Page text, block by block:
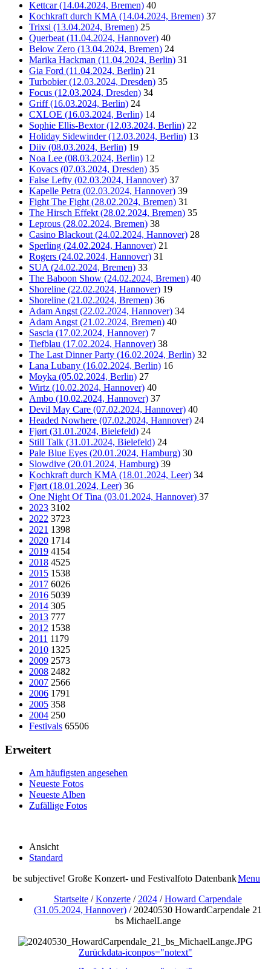
Kettcar (14.04.2024, Bremen) 40
Kochkraft durch KMA (14.04.2024, Bremen) 37
Trixsi (13.04.2024, Bremen) 25
Querbeat (11.04.2024, Hannover) 40
Below Zero (13.04.2024, Bremen) 24
Marika Hackman (11.04.2024, Berlin) 31
Gia Ford (11.04.2024, Berlin) 21
Turbobier (12.03.2024, Dresden) 35
Focus (12.03.2024, Dresden) 34
Griff (16.03.2024, Berlin) 24
CXLOE (16.03.2024, Berlin) 14
Sophie Ellis-Bextor (12.03.2024, Berlin) 22
Holiday Sidewinder (12.03.2024, Berlin) 13
Diiv (08.03.2024, Berlin) 19
Noa Lee (08.03.2024, Berlin) 12
Kovacs (07.03.2024, Dresden) 35
False Lefty (02.03.2024, Hannover) 37
Kapelle Petra (02.03.2024, Hannover) 39
Fight The Fight (28.02.2024, Bremen) 31
The Hirsch Effekt (28.02.2024, Bremen) 35
Leprous (28.02.2024, Bremen) 38
Casino Blackout (24.02.2024, Hannover) 28
Sperling (24.02.2024, Hannover) 21
Rogers (24.02.2024, Hannover) 31
SUA (24.02.2024, Bremen) 33
The Baboon Show (24.02.2024, Bremen) 40
Shoreline (22.02.2024, Hannover) 19
Shoreline (21.02.2024, Bremen) 36
Adam Angst (22.02.2024, Hannover) 34
Adam Angst (21.02.2024, Bremen) 40
Sascia (17.02.2024, Hannover) 7
Tiefblau (17.02.2024, Hannover) 38
The Last Dinner Party (16.02.2024, Berlin) 32
Lana Lubany (16.02.2024, Berlin) 16
Moyka (05.02.2024, Berlin) 27
Wirtz (10.02.2024, Hannover) 40
Ambo (10.02.2024, Hannover) 37
Devil May Care (07.02.2024, Hannover) 40
Headed Nowhere (07.02.2024, Hannover) 24
Fjørt (31.01.2024, Bielefeld) 24
Still Talk (31.01.2024, Bielefeld) 24
Pale Blue Eyes (20.01.2024, Hamburg) 30
Slowdive (20.01.2024, Hamburg) 39
Kochkraft durch KMA (18.01.2024, Leer) 34
Fjørt (18.01.2024, Leer) 36
One Night Of Tina (03.01.2024, Hannover) 37
2023 3102
2022 3723
2021 1398
2020 1714
2019 4154
2018 4525
2015 1538
2017 6026
2016 5039
2014 305
2013 777
2012 1538
2011 1179
2010 1325
2009 2573
2008 2482
2007 2566
2006 1791
2005 358
2004 250
Festivals 65506
Erweitert
Am häufigsten angesehen
Neueste Fotos
Neueste Alben
Zufällige Fotos
Ansicht
Standard
be subjective! Große Konzert- und Festivalfoto DatenbankMenu
Startseite/Konzerte/ 2024/Howard Carpendale
(31.05.2024, Hannover)/ 20240530 HowardCarpendale 21
bs MichaelLange
Zurückdata-iconpos="notext"